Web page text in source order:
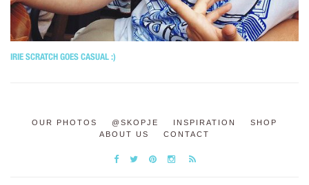
IRIE SCRATCH GOES CASUAL :)
OUR PHOTOS @SKOPJE INSPIRATION
SHOP
ABOUT US
CONTACT